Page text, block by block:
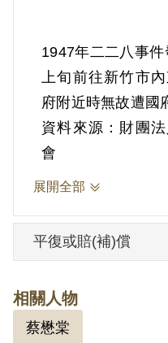
1947年二二八事
上旬前往新竹市
資料來源：財團
會
展開全部
平復或賠(補)償
相關人物
蔡懋棠